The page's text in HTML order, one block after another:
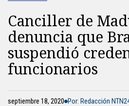
Canciller de
denuncia que
suspendió
funcionarios
septiembre 18, 2020 Por: Redacción